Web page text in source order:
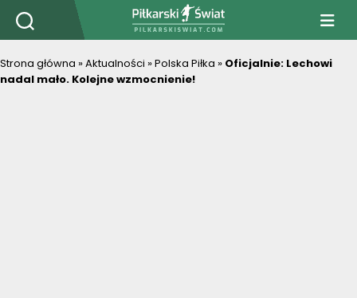
PiłkarskiSwiat.com
Strona główna »Aktualności »Polska Piłka » Oficjalnie: Lechowi
nadal mało. Kolejne wzmocnienie!